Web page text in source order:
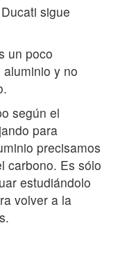
sigue
un poco
y no
según el
para
precisamos
carbono. Es sólo
estudiándolo
volver a la